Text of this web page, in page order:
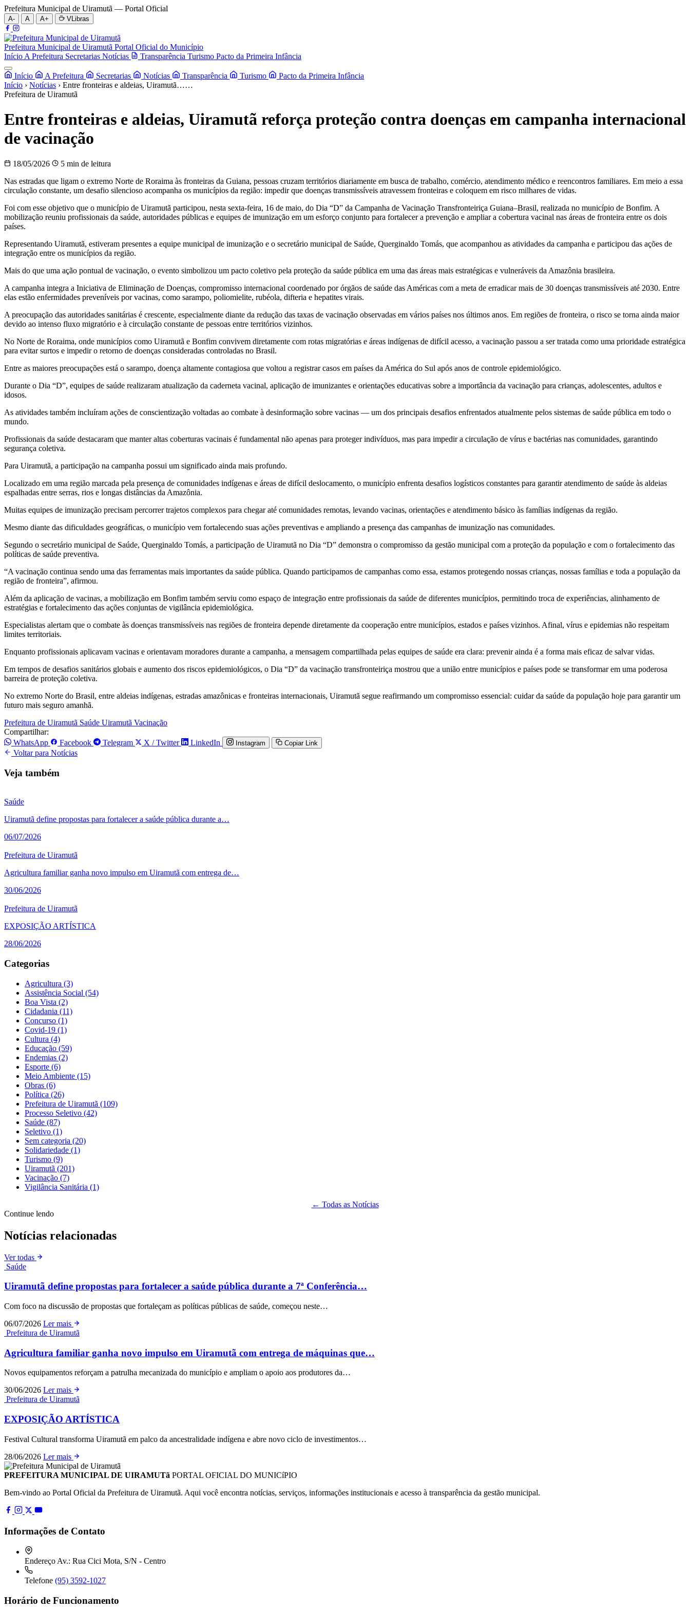
Prefeitura Municipal de Uiramutã — Portal Oficial
A- A A+ VLibras
Prefeitura Municipal de Uiramutã Portal Oficial do Município
Início A Prefeitura Secretarias Notícias Transparência Turismo Pacto da Primeira Infância
Início A Prefeitura Secretarias Notícias Transparência Turismo
Pacto da Primeira Infância
Início › Notícias › Entre fronteiras e aldeias, Uiramutã……
Prefeitura de Uiramutã
Entre fronteiras e aldeias, Uiramutã reforça proteção contra doenças em campanha internacional
de vacinação
18/05/2026
5 min de leitura
Nas estradas que ligam o extremo Norte de Roraima às fronteiras da Guiana, pessoas cruzam territórios diariamente em busca de trabalho, comércio, atendimento médico e reencontros familiares. Em meio a essa
circulação constante, um desafio silencioso acompanha os municípios da região: impedir que doenças transmissíveis atravessem fronteiras e coloquem em risco milhares de vidas.
Foi com esse objetivo que o município de Uiramutã participou, nesta sexta-feira, 16 de maio, do Dia “D” da Campanha de Vacinação Transfronteiriça Guiana–Brasil, realizada no município de Bonfim. A
mobilização reuniu profissionais da saúde, autoridades públicas e equipes de imunização em um esforço conjunto para fortalecer a prevenção e ampliar a cobertura vacinal nas áreas de fronteira entre os dois
países.
Representando Uiramutã, estiveram presentes a equipe municipal de imunização e o secretário municipal de Saúde, Querginaldo Tomás, que acompanhou as atividades da campanha e participou das ações de
integração entre os municípios da região.
Mais do que uma ação pontual de vacinação, o evento simbolizou um pacto coletivo pela proteção da saúde pública em uma das áreas mais estratégicas e vulneráveis da Amazônia brasileira.
A campanha integra a Iniciativa de Eliminação de Doenças, compromisso internacional coordenado por órgãos de saúde das Américas com a meta de erradicar mais de 30 doenças transmissíveis até 2030. Entre
elas estão enfermidades preveníveis por vacinas, como sarampo, poliomielite, rubéola, difteria e hepatites virais.
A preocupação das autoridades sanitárias é crescente, especialmente diante da redução das taxas de vacinação observadas em vários países nos últimos anos. Em regiões de fronteira, o risco se torna ainda maior
devido ao intenso fluxo migratório e à circulação constante de pessoas entre territórios vizinhos.
No Norte de Roraima, onde municípios como Uiramutã e Bonfim convivem diretamente com rotas migratórias e áreas indígenas de difícil acesso, a vacinação passou a ser tratada como uma prioridade estratégica
para evitar surtos e impedir o retorno de doenças consideradas controladas no Brasil.
Entre as maiores preocupações está o sarampo, doença altamente contagiosa que voltou a registrar casos em países da América do Sul após anos de controle epidemiológico.
Durante o Dia “D”, equipes de saúde realizaram atualização da caderneta vacinal, aplicação de imunizantes e orientações educativas sobre a importância da vacinação para crianças, adolescentes, adultos e
idosos.
As atividades também incluíram ações de conscientização voltadas ao combate à desinformação sobre vacinas — um dos principais desafios enfrentados atualmente pelos sistemas de saúde pública em todo o
mundo.
Profissionais da saúde destacaram que manter altas coberturas vacinais é fundamental não apenas para proteger indivíduos, mas para impedir a circulação de vírus e bactérias nas comunidades, garantindo
segurança coletiva.
Para Uiramutã, a participação na campanha possui um significado ainda mais profundo.
Localizado em uma região marcada pela presença de comunidades indígenas e áreas de difícil deslocamento, o município enfrenta desafios logísticos constantes para garantir atendimento de saúde às aldeias
espalhadas entre serras, rios e longas distâncias da Amazônia.
Muitas equipes de imunização precisam percorrer trajetos complexos para chegar até comunidades remotas, levando vacinas, orientações e atendimento básico às famílias indígenas da região.
Mesmo diante das dificuldades geográficas, o município vem fortalecendo suas ações preventivas e ampliando a presença das campanhas de imunização nas comunidades.
Segundo o secretário municipal de Saúde, Querginaldo Tomás, a participação de Uiramutã no Dia “D” demonstra o compromisso da gestão municipal com a proteção da população e com o fortalecimento das
políticas de saúde preventiva.
“A vacinação continua sendo uma das ferramentas mais importantes da saúde pública. Quando participamos de campanhas como essa, estamos protegendo nossas crianças, nossas famílias e toda a população da
região de fronteira”, afirmou.
Além da aplicação de vacinas, a mobilização em Bonfim também serviu como espaço de integração entre profissionais da saúde de diferentes municípios, permitindo troca de experiências, alinhamento de
estratégias e fortalecimento das ações conjuntas de vigilância epidemiológica.
Especialistas alertam que o combate às doenças transmissíveis nas regiões de fronteira depende diretamente da cooperação entre municípios, estados e países vizinhos. Afinal, vírus e epidemias não respeitam
limites territoriais.
Enquanto profissionais aplicavam vacinas e orientavam moradores durante a campanha, a mensagem compartilhada pelas equipes de saúde era clara: prevenir ainda é a forma mais eficaz de salvar vidas.
Em tempos de desafios sanitários globais e aumento dos riscos epidemiológicos, o Dia “D” da vacinação transfronteiriça mostrou que a união entre municípios e países pode se transformar em uma poderosa
barreira de proteção coletiva.
No extremo Norte do Brasil, entre aldeias indígenas, estradas amazônicas e fronteiras internacionais, Uiramutã segue reafirmando um compromisso essencial: cuidar da saúde da população hoje para garantir um
futuro mais seguro amanhã.
Prefeitura de Uiramutã Saúde Uiramutã Vacinação
Compartilhar:
WhatsApp
Facebook Telegram X / Twitter LinkedIn Instagram Copiar Link
Voltar para Notícias
Veja também
Saúde
Uiramutã define propostas para fortalecer a saúde pública durante a…
06/07/2026
Prefeitura de Uiramutã
Agricultura familiar ganha novo impulso em Uiramutã com entrega de…
30/06/2026
Prefeitura de Uiramutã
EXPOSIÇÃO ARTÍSTICA
28/06/2026
Categorias
Agricultura (3)
Assistência Social (54)
Boa Vista (2)
Cidadania (11)
Concurso (1)
Covid-19 (1)
Cultura (4)
Educação (59)
Endemias (2)
Esporte (6)
Meio Ambiente (15)
Obras (6)
Política (26)
Prefeitura de Uiramutã (109)
Processo Seletivo (42)
Saúde (87)
Seletivo (1)
Sem categoria (20)
Solidariedade (1)
Turismo (9)
Uiramutã (201)
Vacinação (7)
Vigilância Sanitária (1)
← Todas as Notícias
Continue lendo
Notícias relacionadas
Ver todas
Saúde
Uiramutã define propostas para fortalecer a saúde pública durante a 7ª Conferência…
Com foco na discussão de propostas que fortaleçam as políticas públicas de saúde, começou neste…
06/07/2026 Ler mais
Prefeitura de Uiramutã
Agricultura familiar ganha novo impulso em Uiramutã com entrega de máquinas que…
Novos equipamentos reforçam a patrulha mecanizada do município e ampliam o apoio aos produtores da…
30/06/2026 Ler mais
Prefeitura de Uiramutã
EXPOSIÇÃO ARTÍSTICA
Festival Cultural transforma Uiramutã em palco da ancestralidade indígena e abre novo ciclo de investimentos…
28/06/2026 Ler mais
PREFEITURA MUNICIPAL DE UIRAMUTã PORTAL OFICIAL DO MUNICíPIO
Bem-vindo ao Portal Oficial da Prefeitura de Uiramutã. Aqui você encontra notícias, serviços, informações institucionais e acesso à transparência da gestão municipal.
Informações de Contato
Endereço Av.: Rua Cici Mota, S/N - Centro
Telefone (95) 3592-1027
Horário de Funcionamento